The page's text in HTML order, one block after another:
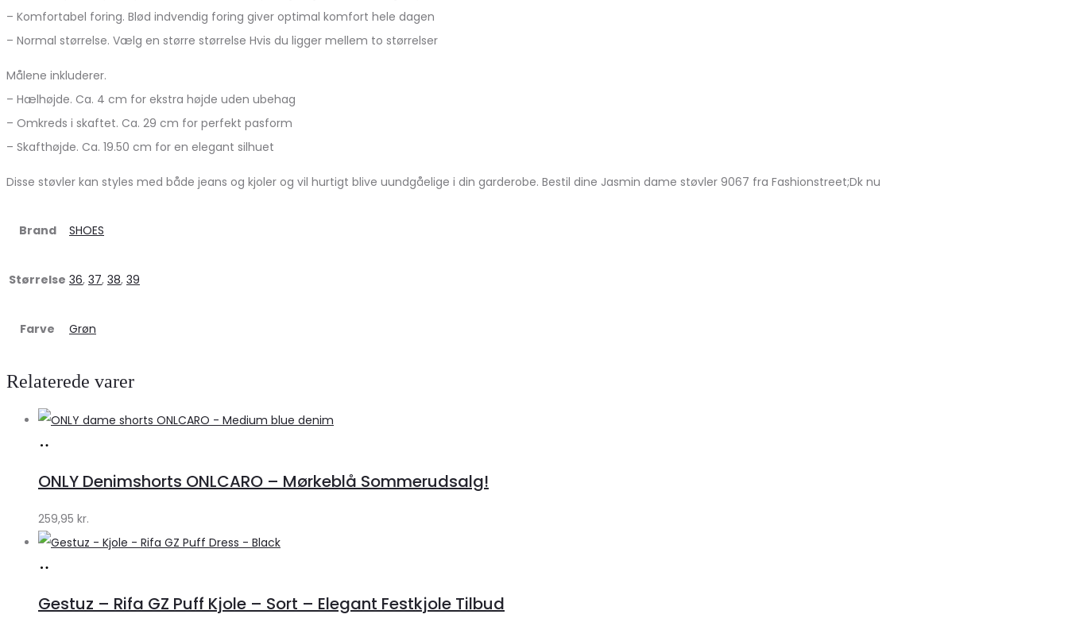
– Komfortabel foring. Blød indvendig foring giver optimal komfort hele dagen
– Normal størrelse. Vælg en større størrelse Hvis du ligger mellem to størrelser
Målene inkluderer.
– Hælhøjde. Ca. 4 cm for ekstra højde uden ubehag
– Omkreds i skaftet. Ca. 29 cm for perfekt pasform
– Skafthøjde. Ca. 19.50 cm for en elegant silhuet
Disse støvler kan styles med både jeans og kjoler og vil hurtigt blive uundgåelige i din garderobe. Bestil dine Jasmin dame støvler 9067 fra Fashionstreet;Dk nu
Brand SHOES
Størrelse 36, 37, 38, 39
Farve Grøn
Relaterede varer
Klædeskabet.dk
ONLY Denimshorts ONLCARO – Mørkeblå Sommerudsalg!
259,95 kr.
Lykke
Gestuz – Rifa GZ Puff Kjole – Sort – Elegant Festkjole Tilbud